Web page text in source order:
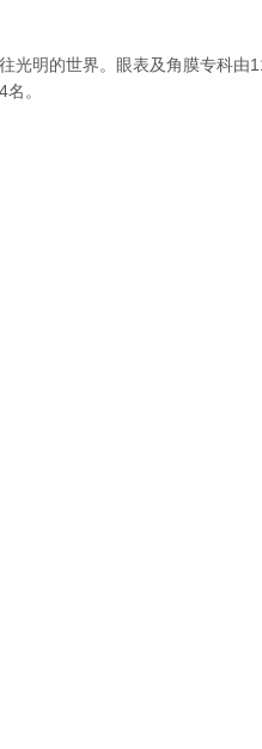
光明的世界。眼表及角膜专科由
。